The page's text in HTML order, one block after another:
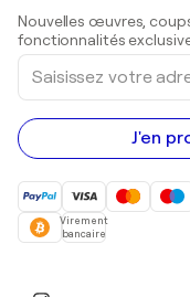
Peintures acryliques
Nouvelles œuvres,
fonctionnalités
Saisissez
votre
adresse
e-
mail
J'en
Virement
bancaire